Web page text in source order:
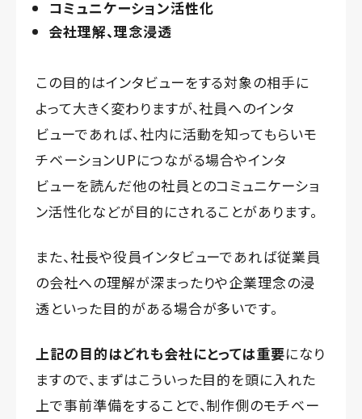
コミュニケーション活性化
会社理解、理念浸透
この目的はインタビューをする対象の相手に
よって大きく変わりますが、社員へのインタ
ビューであれば、社内に活動を知ってもらいモ
チベーションUPにつながる場合やインタ
ビューを読んだ他の社員とのコミュニケーショ
ン活性化などが目的にされることがあります。
また、社長や役員インタビューであれば従業員
の会社への理解が深まったりや企業理念の浸
透といった目的がある場合が多いです。
上記の目的はどれも会社にとっては重要になり
ますので、まずはこういった目的を頭に入れた
上で事前準備をすることで、制作側のモチベー